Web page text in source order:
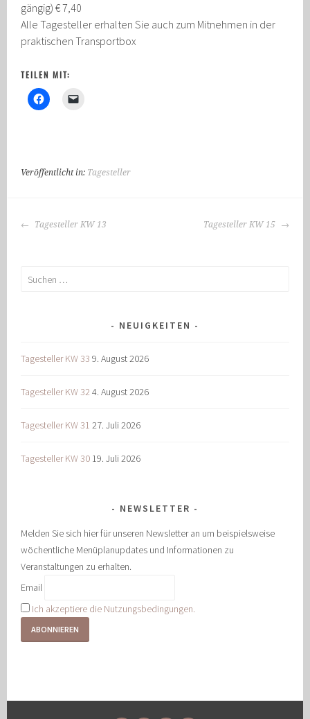
gängig) € 7,40
Alle Tagesteller erhalten Sie auch zum Mitnehmen in der
praktischen Transportbox
TEILEN MIT:
Veröffentlicht in: Tagesteller
BEITRAGS-
Tagesteller KW 13 Tagesteller KW 15
Suchen
NEUIGKEITEN
Tagesteller KW 33 9. August 2026
Tagesteller KW 324. August 2026
Tagesteller KW 31 27. Juli 2026
Tagesteller KW 30 19. Juli 2026
NEWSLETTER
Melden Sie sich hier für unseren Newsletter an um beispielsweise
wöchentliche Menüplanupdates und Informationen zu
Veranstaltungen zu erhalten.
Email
Ich akzeptiere die Nutzungsbedingungen.